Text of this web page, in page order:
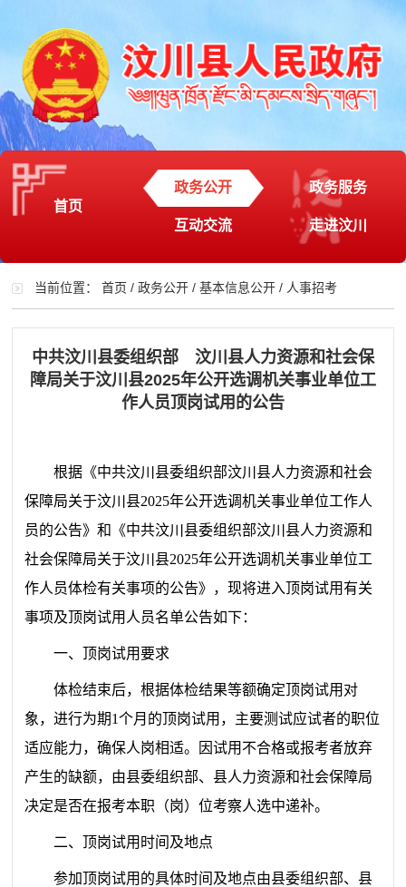
首页
政务公开 政务服务
互动交流 走进汶川
当前位置：首页 /政务公开 /基本信息公开 / 人事招考
中共汶川县委组织部 汶川县人力资源和社会保
障局关于汶川县2025年公开选调机关事业单位工
作人员顶岗试用的公告
根据 《中共汶川县委组织部汶川县人力资源和社会
保障局关于汶川县2025年公开选调机关事业单位工作人
员的公告》和 《中共汶川县委组织部汶川县人力资源和
社会保障局关于汶川县2025年公开选调机关事业单位工
作人员体检有关事项的公告》，现将进入顶岗试用有关
事项及顶岗试用人员名单公告如下：
一、顶岗试用要求
体检结束后，根据体检结果等额确定顶岗试用对
象，进行为期1个月的顶岗试用，主要测试应试者的职位
适应能力，确保人岗相适。因试用不合格或报考者放弃
产生的缺额，由县委组织部、县人力资源和社会保障局
决定是否在报考本职（岗）位考察人选中递补。
二、顶岗试用时间及地点
参加顶岗试用的具体时间及地点由县委组织部、县